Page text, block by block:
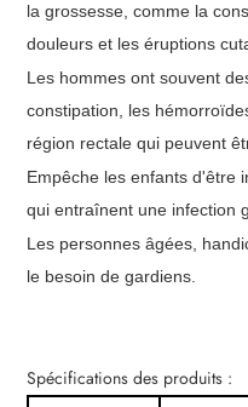
la grossesse, comme la
douleurs et les éruptions
Les hommes ont souvent
constipation, les
région rectale qui peuvent
Empêche les enfants d'être
qui entraînent une infection
Les personnes âgées,
le besoin de gardiens.
Spécifications des produits :